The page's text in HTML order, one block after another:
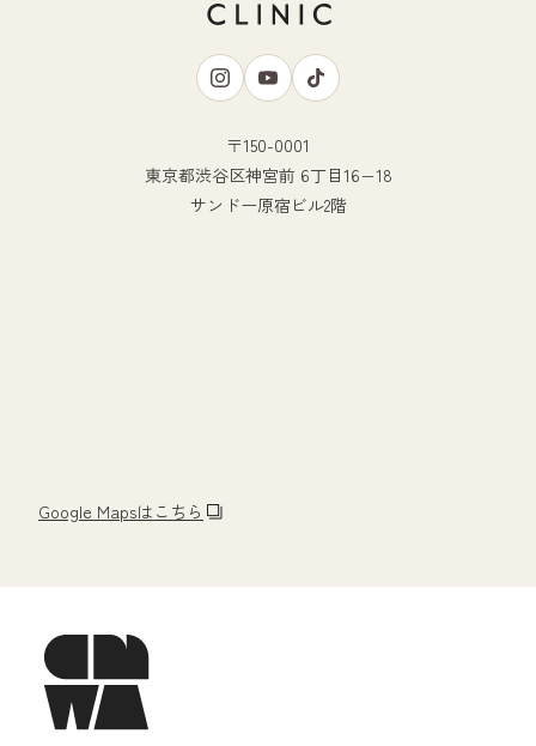
Google Mapsはこちら
〒150-0001
東京都渋谷区神宮前 6丁目16−18
サンドー原宿ビル2階